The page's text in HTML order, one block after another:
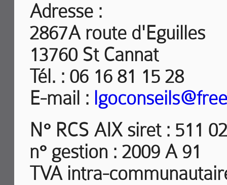
Adresse :
2867A route d'Eguilles
13760 St Cannat
Tél. : 06 16 81 15 28
E-mail :
N° RCS AIX siret : 511
n° gestion : 2009 A 91
TVA intra-